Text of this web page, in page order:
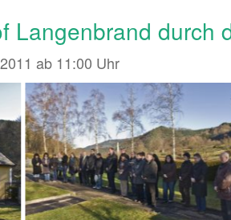
Langenbrand durch
ab 11:00 Uhr